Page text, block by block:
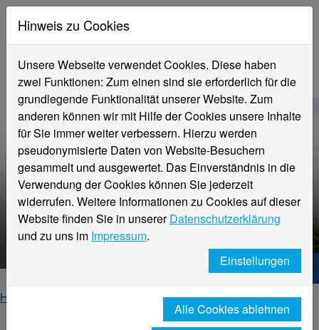
HNX – Your way to start up!
Hochschule Niederrhein. Dein Weg.
Home
Beratung für Studierende
Hinweis zu Cookies
Unsere Webseite verwendet Cookies. Diese haben
zwei Funktionen: Zum einen sind sie erforderlich für die
grundlegende Funktionalität unserer Website. Zum
anderen können wir mit Hilfe der Cookies unsere Inhalte
für Sie immer weiter verbessern. Hierzu werden
pseudonymisierte Daten von Website-Besuchern
gesammelt und ausgewertet. Das Einverständnis in die
Verwendung der Cookies können Sie jederzeit
widerrufen. Weitere Informationen zu Cookies auf dieser
Website finden Sie in unsererDatenschutzerklärung
und zu uns im Impressum.
Einstellungen
Alle Cookies ablehnen